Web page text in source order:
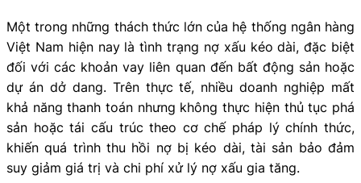
Một trong những thách thức lớn của hệ thống ngân hàng
Việt Nam hiện nay là tình trạng nợ xấu kéo dài, đặc biệt
đối với các khoản vay liên quan đến bất động sản hoặc
dự án dở dang. Trên thực tế, nhiều doanh nghiệp mất
khả năng thanh toán nhưng không thực hiện thủ tục phá
sản hoặc tái cấu trúc theo cơ chế pháp lý chính thức,
khiến quá trình thu hồi nợ bị kéo dài, tài sản bảo đảm
suy giảm giá trị và chi phí xử lý nợ xấu gia tăng.